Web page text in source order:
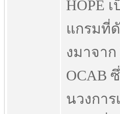
HOPE
แกรมที่
งมาจาก
OCAB
นวงการ